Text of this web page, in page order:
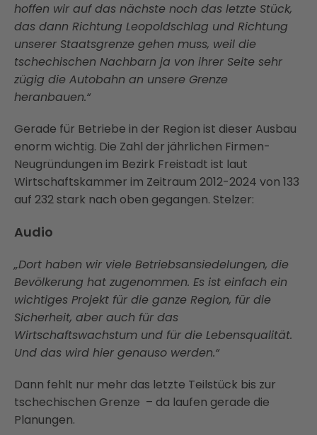
hoffen wir auf das nächste noch das letzte Stück,
das dann Richtung Leopoldschlag und Richtung
unserer Staatsgrenze gehen muss, weil die
tschechischen Nachbarn ja von ihrer Seite sehr
zügig die Autobahn an unsere Grenze
heranbauen.“
Gerade für Betriebe in der Region ist dieser Ausbau
enorm wichtig. Die Zahl der jährlichen Firmen-
Neugründungen im Bezirk Freistadt ist laut
Wirtschaftskammer im Zeitraum 2012-2024 von 133
auf 232 stark nach oben gegangen. Stelzer:
Audio
„Dort haben wir viele Betriebsansiedelungen, die
Bevölkerung hat zugenommen. Es ist einfach ein
wichtiges Projekt für die ganze Region, für die
Sicherheit, aber auch für das
Wirtschaftswachstum und für die Lebensqualität.
Und das wird hier genauso werden.“
Dann fehlt nur mehr das letzte Teilstück bis zur
tschechischen Grenze – da laufen gerade die
Planungen.